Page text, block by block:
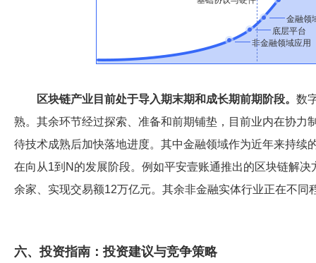
非金融领域应用
底层平台
金融领
区块链产业目前处于导入期末期和成长期前期阶段。 数
熟。其余环节经过探索、准备和前期铺垫，目前业内在协
待技术成熟后加快落地进度。其中金融领域作为近年来持
在向从1到N的发展阶段。例如平安壹账通推出的区块链解
余家、实现交易额12万亿元。其余非金融实体行业正在不
六、投资指南：投资建议与竞争策略